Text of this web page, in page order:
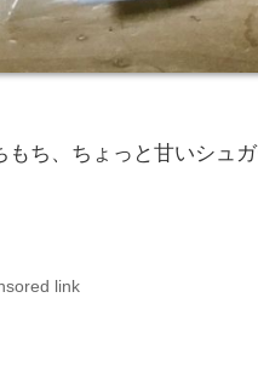
もち、ちょっと甘いシュ
link